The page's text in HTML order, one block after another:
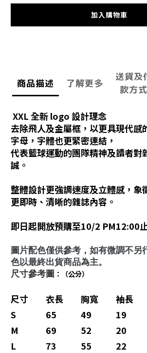
加入購物車
商品描述 了解更多
送貨及
款方式
XXL 全新 logo 設計理念
去除飛人及金屬框，以更具現代感
字母，字體也更緊密連結，
代表籃球運動的團隊精神及讀者對
誠。
整體設計更強調速度及立體感，象
更即時、清晰的雜誌內容。
即日起開放預購至10/2 PM12:00
圖片配色僅供參考，如有微調不另
色以最終出貨商品為主。
尺寸參考圖 ：（公分）
尺寸 衣長 胸寬 袖長
S
65 49 19
M
69 52 20
L
73 55 22